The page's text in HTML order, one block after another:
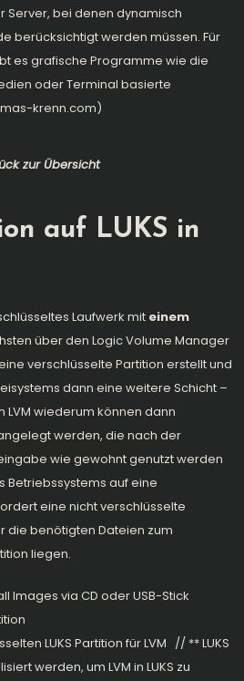
Server, bei denen dynamisch
berücksichtigt werden müssen. Für
es grafische Programme wie die
oderTerminal basierte
krenn.com)
zur Übersicht
auf LUKS in
Laufwerk mit einem
über den Logic Volume Manager
verschlüsselte Partition erstellt und
dann eine weitere Schicht –
LVM wiederum können dann
werden, die nach der
wie gewohnt genutzt werden
Betriebssystems auf eine
eine nicht verschlüsselte
die benötigten Dateien zum
liegen.
Images via CD oder USB-Stick
LUKS Partition für LVM // ** LUKS
werden, um LVM in LUKS zu